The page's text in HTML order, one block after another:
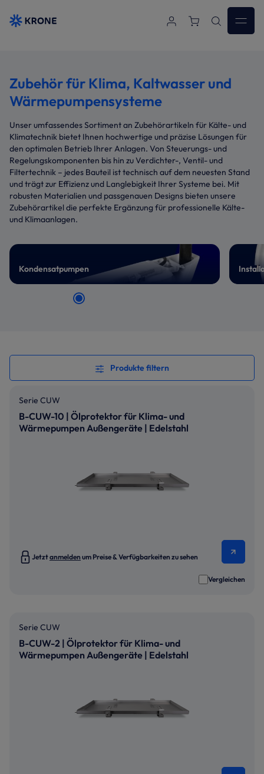
Zum Hauptinhalt springen
Zubehör für Klima, Kaltwasser und
Wärmepumpensysteme
Unser umfassendes Sortiment an Zubehörartikeln für Kälte- und
Klimatechnik bietet Ihnen hochwertige und präzise Lösungen für
den optimalen Betrieb Ihrer Anlagen. Von Steuerungs- und
Regelungskomponenten bis hin zu Verdichter-, Ventil- und
Filtertechnik – jedes Bauteil ist technisch auf dem neuesten Stand
und trägt zur Effizienz und Langlebigkeit Ihrer Systeme bei. Mit
robusten Materialien und passgenauen Designs bieten unsere
Zubehörartikel die perfekte Ergänzung für professionelle Kälte-
und Klimaanlagen.
Kondensatpumpen
Produkte filtern
Serie CUW
B-CUW-10 | Ölprotektor für Klima- und
Wärmepumpen Außengeräte | Edelstahl
Jetztanmelden um Preise & Verfügbarkeiten zu sehen
Vergleichen
Serie CUW
B-CUW-2 | Ölprotektor für Klima- und
Wärmepumpen Außengeräte | Edelstahl